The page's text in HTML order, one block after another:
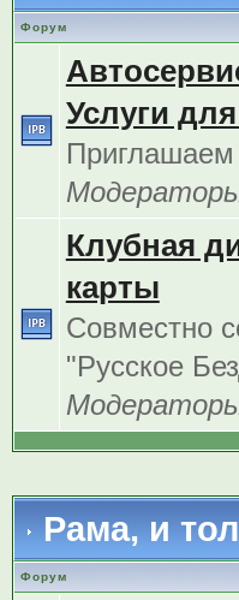
Форум
Услуги
Приглашаем
Клубная
карты
Совместно
"Русское
Рама, и
Форум